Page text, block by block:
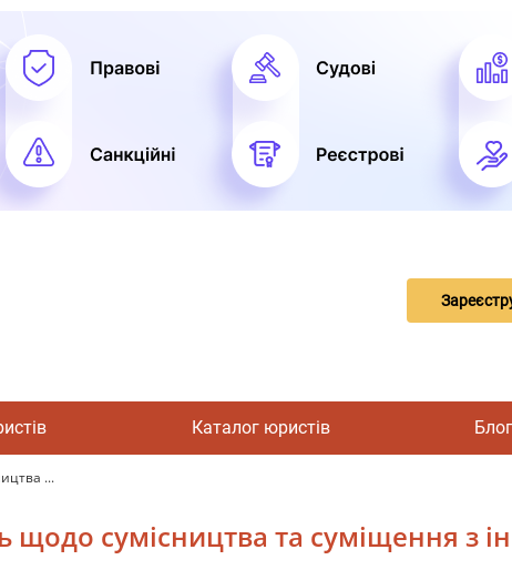
Каталог юристів Блог
...
щодо сумісництва та суміщення з